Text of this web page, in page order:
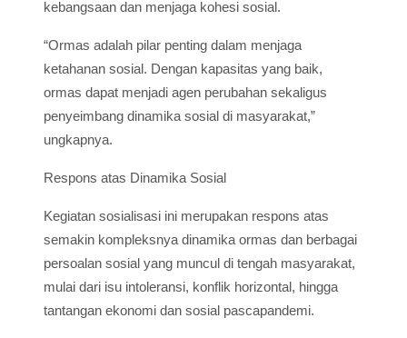
kebangsaan dan menjaga kohesi sosial.
“Ormas adalah pilar penting dalam menjaga
ketahanan sosial. Dengan kapasitas yang baik,
ormas dapat menjadi agen perubahan sekaligus
penyeimbang dinamika sosial di masyarakat,”
ungkapnya.
Respons atas Dinamika Sosial
Kegiatan sosialisasi ini merupakan respons atas
semakin kompleksnya dinamika ormas dan berbagai
persoalan sosial yang muncul di tengah masyarakat,
mulai dari isu intoleransi, konflik horizontal, hingga
tantangan ekonomi dan sosial pascapandemi.